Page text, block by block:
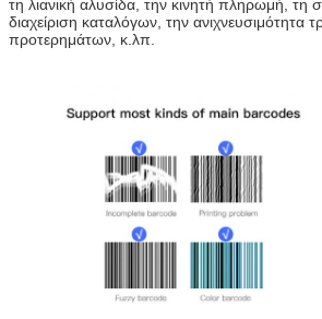
τη λιανική αλυσίδα, την κινητή πληρωμή,
διαχείριση καταλόγων, την ανιχνευσιμότητα
προτερημάτων, κ.λπ.